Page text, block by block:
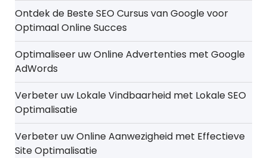
Ontdek de Beste SEO Cursus van Google voor
Optimaal Online Succes
Optimaliseer uw Online Advertenties met Google
AdWords
Verbeter uw Lokale Vindbaarheid met Lokale SEO
Optimalisatie
Verbeter uw Online Aanwezigheid met Effectieve
Site Optimalisatie